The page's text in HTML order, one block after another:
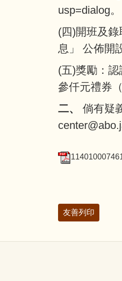
usp=dialog。
(四)開班及
息」 公佈開
(五)獎勵：
參仟元禮券
二、
倘有疑
友善列印